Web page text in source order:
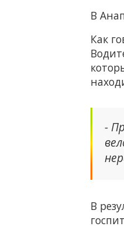
В
Как
-
В